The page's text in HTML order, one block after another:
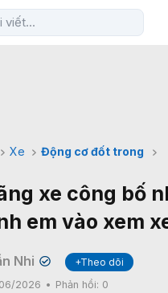
Xe Động cơ đốt trong
xe công bố
em vào xem
Nhi ✔
+Theo dõi
2026
Phản hồi: 0